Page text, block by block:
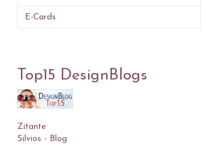
E-Cards
Top15 DesignBlogs
Zitante
Silvios - Blog